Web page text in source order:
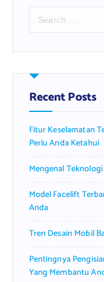
r
h
f
o
:
Recent Posts
Fitur Keselamatan
Perlu Anda Ketahui
Mengenal
Model Facelift
Anda
Tren Desain Mobil
Pentingnya
Yang Membantu